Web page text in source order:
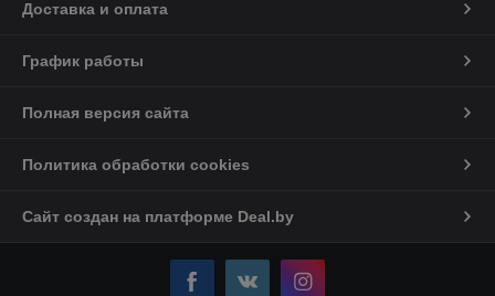
Доставка и оплата
График работы
Полная версия сайта
Политика обработки cookies
Сайт создан на платформе Deal.by